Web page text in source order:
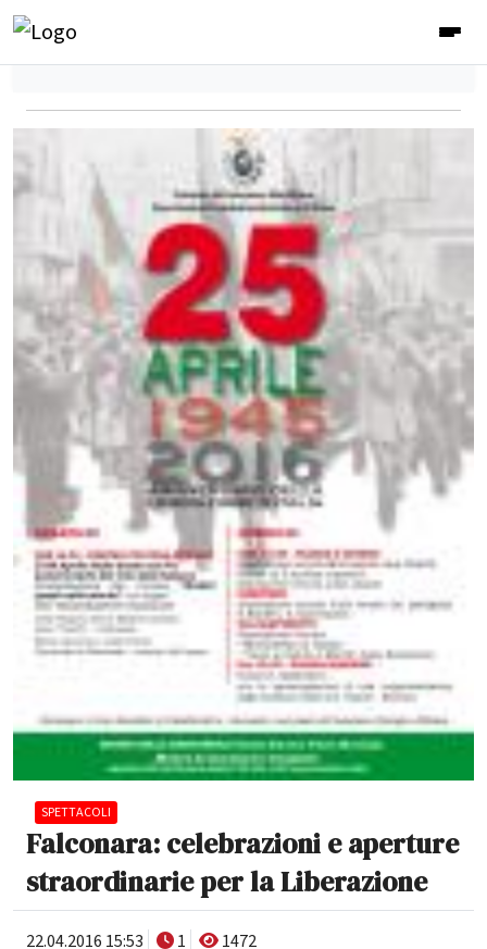
SPETTACOLI
Falconara: celebrazioni e aperture
straordinarie per la Liberazione
22.04.2016 15:53 1
1472